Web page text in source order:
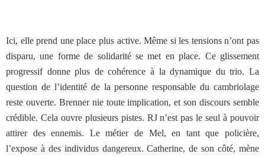
Ici, elle prend une place plus active. Même si les tensions n’ont pas
disparu, une forme de solidarité se met en place. Ce glissement
progressif donne plus de cohérence à la dynamique du trio. La
question de l’identité de la personne responsable du cambriolage
reste ouverte. Brenner nie toute implication, et son discours semble
crédible. Cela ouvre plusieurs pistes. RJ n’est pas le seul à pouvoir
attirer des ennemis. Le métier de Mel, en tant que policière,
l’expose à des individus dangereux. Catherine, de son côté, mène